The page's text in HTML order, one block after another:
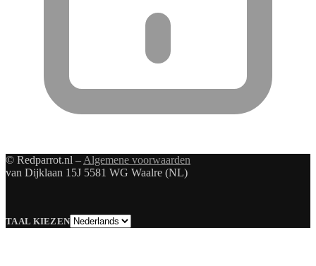
© Redparrot.nl – Algemene voorwaarden
van Dijklaan 15J 5581 WG Waalre (NL)
TAAL KIEZENTaal